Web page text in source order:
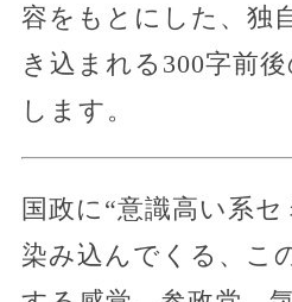
容をもとにした、独
き込まれる300字前
します。
国政に“意識高い系
染み込んでくる、こ